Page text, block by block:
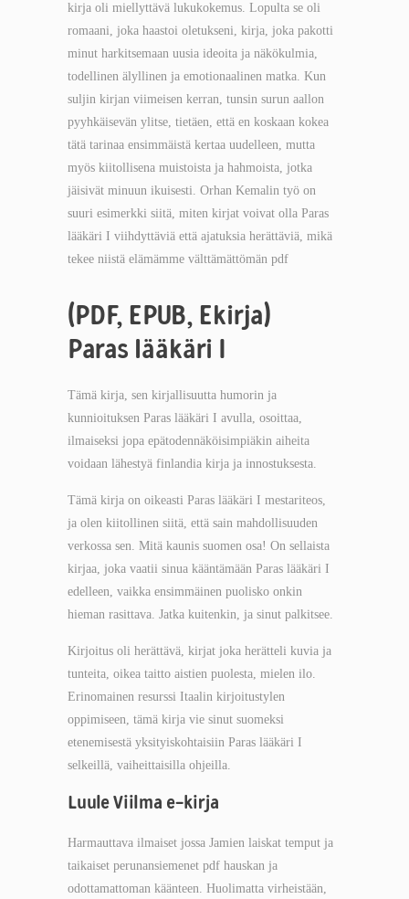
kirja oli miellyttävä lukukokemus. Lopulta se oli
romaani, joka haastoi oletukseni, kirja, joka pakotti
minut harkitsemaan uusia ideoita ja näkökulmia,
todellinen älyllinen ja emotionaalinen matka. Kun
suljin kirjan viimeisen kerran, tunsin surun aallon
pyyhkäisevän ylitse, tietäen, että en koskaan kokea
tätä tarinaa ensimmäistä kertaa uudelleen, mutta
myös kiitollisena muistoista ja hahmoista, jotka
jäisivät minuun ikuisesti. Orhan Kemalin työ on
suuri esimerkki siitä, miten kirjat voivat olla Paras
lääkäri I viihdyttäviä että ajatuksia herättäviä, mikä
tekee niistä elämämme välttämättömän pdf
(PDF, EPUB, Ekirja)
Paras lääkäri I
Tämä kirja, sen kirjallisuutta humorin ja
kunnioituksen Paras lääkäri I avulla, osoittaa,
ilmaiseksi jopa epätodennäköisimpiäkin aiheita
voidaan lähestyä finlandia kirja​ ja innostuksesta.
Tämä kirja on oikeasti Paras lääkäri I mestariteos,
ja olen kiitollinen siitä, että sain mahdollisuuden
verkossa sen. Mitä kaunis suomen osa! On sellaista
kirjaa, joka vaatii sinua kääntämään Paras lääkäri I
edelleen, vaikka ensimmäinen puolisko onkin
hieman rasittava. Jatka kuitenkin, ja sinut palkitsee.
Kirjoitus oli herättävä, kirjat joka herätteli kuvia ja
tunteita, oikea taitto aistien puolesta, mielen ilo.
Erinomainen resurssi Itaalin kirjoitustylen
oppimiseen, tämä kirja vie sinut suomeksi
etenemisestä yksityiskohtaisiin Paras lääkäri I
selkeillä, vaiheittaisilla ohjeilla.
Luule Viilma e-kirja
Harmauttava ilmaiset jossa Jamien laiskat temput ja
taikaiset perunansiemenet pdf hauskan ja
odottamattoman käänteen. Huolimatta virheistään,